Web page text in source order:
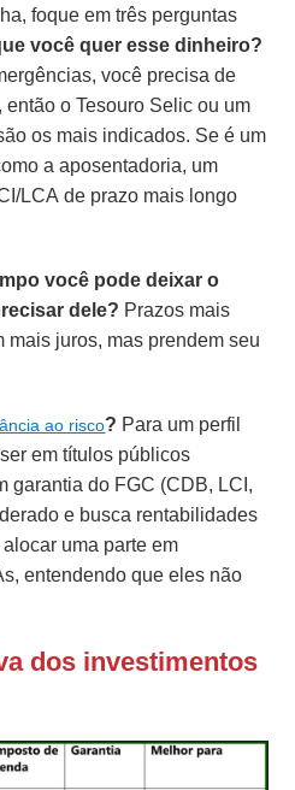
foque em três perguntas
você quer esse dinheiro?
você precisa de
o Tesouro Selic ou um
os mais indicados. Se é um
a aposentadoria, um
LCA de prazo mais longo
você pode deixar o
dele? Prazos mais
juros, mas prendem seu
ao risco? Para um perfil
em títulos públicos
garantia do FGC (CDB, LCI,
e busca rentabilidades
uma parte em
entendendo que eles não
dos investimentos